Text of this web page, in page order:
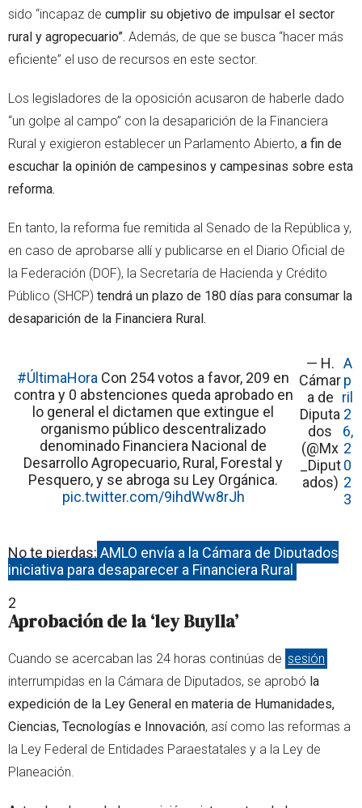
sido “incapaz de cumplir su objetivo de impulsar el sector
rural y agropecuario”. Además, de que se busca “hacer más
eficiente” el uso de recursos en este sector.
Los legisladores de la oposición acusaron de haberle dado
“un golpe al campo” con la desaparición de la Financiera
Rural y exigieron establecer un Parlamento Abierto, a fin de
escuchar la opinión de campesinos y campesinas sobre esta
reforma.
En tanto, la reforma fue remitida al Senado de la República y,
en caso de aprobarse allí y publicarse en el Diario Oficial de
la Federación (DOF), la Secretaría de Hacienda y Crédito
Público (SHCP) tendrá un plazo de 180 días para consumar la
desaparición de la Financiera Rural.
#ÚltimaHora Con 254 votos a favor, 209 en
contra y 0 abstenciones queda aprobado en
lo general el dictamen que extingue el
organismo público descentralizado
denominado Financiera Nacional de
Desarrollo Agropecuario, Rural, Forestal y
Pesquero, y se abroga su Ley Orgánica.
pic.twitter.com/9ihdWw8rJh
— H.
Cámar
a de
Diputa
dos
(@Mx
_Diput
ados)
A
p
ril
2
6,
2
0
2
3
No te pierdas: AMLO envía a la Cámara de Diputados
iniciativa para desaparecer a Financiera Rural
2
Aprobación de la ‘ley Buylla’
Cuando se acercaban las 24 horas continúas de sesión
interrumpidas en la Cámara de Diputados, se aprobó la
expedición de la Ley General en materia de Humanidades,
Ciencias, Tecnologías e Innovación, así como las reformas a
la Ley Federal de Entidades Paraestatales y a la Ley de
Planeación.